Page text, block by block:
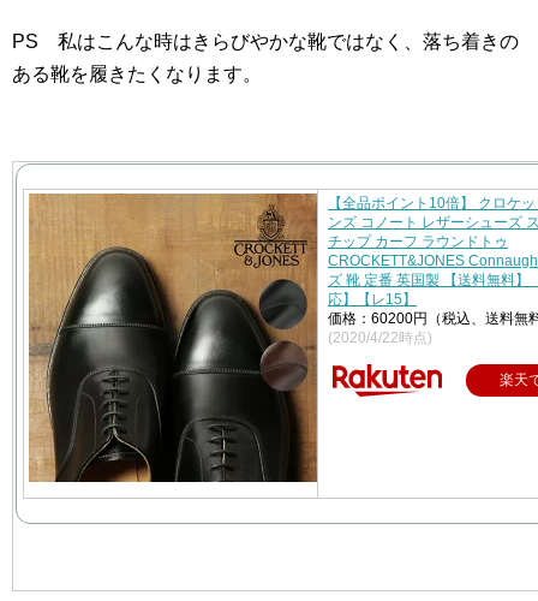
PS 私はこんな時はきらびやかな靴ではなく、落ち着きの
ある靴を履きたくなります。
【全品ポイント10倍】 クロケ
ンズ コノート レザーシューズ
チップ カーフ ラウンドトゥ
CROCKETT&JONES
ズ 靴 定番 英国製 【送料無料】
応】【レ15】
価格：60200円（税込、送料無
(2020/4/22時点)
楽天